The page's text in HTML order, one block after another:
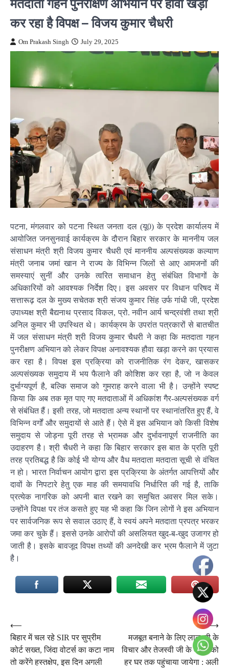
कर रहा है विपक्ष – विजय कुमार चैधरी
Om Prakash Singh July 29, 2025
पटना, मंगलवार को पटना स्थित जनता दल (यू0) के प्रदेश कार्यालय में
आयोजित जनसुनवाई कार्यक्रम के दौरान बिहार सरकार के माननीय जल
संसाधन मंत्री श्री विजय कुमार चैधरी एवं माननीय अल्पसंख्यक कल्याण
मंत्री जनाब जमां खान ने राज्य के विभिन्न जिलों से आए आमजनों की
समस्याएं सुनीं और उनके त्वरित समाधान हेतु संबंधित विभागों के
अधिकारियों को आवश्यक निर्देश दिए। इस अवसर पर विधान परिषद में
सत्तारूढ़ दल के मुख्य सचेतक श्री संजय कुमार सिंह उर्फ गांधी जी, प्रदेश
उपाध्यक्ष श्री बैद्यनाथ प्रसाद विकल, प्रो. नवीन आर्य चन्द्रवंशी तथा श्री
अनिल कुमार भी उपस्थित थे। कार्यक्रम के उपरांत पत्रकारों से बातचीत
में जल संसाधन मंत्री श्री विजय कुमार चैधरी ने कहा कि मतदाता गहन
पुनरीक्षण अभियान को लेकर विपक्ष अनावश्यक हौवा खड़ा करने का प्रयास
कर रहा है। विपक्ष इस प्रक्रिया को राजनीतिक रंग देकर, खासकर
अल्पसंख्यक समुदाय में भय फैलाने की कोशिश कर रहा है, जो न केवल
दुर्भाग्यपूर्ण है, बल्कि समाज को गुमराह करने वाला भी है। उन्होंने स्पष्ट
किया कि अब तक मृत पाए गए मतदाताओं में अधिकांश गैर-अल्पसंख्यक वर्ग
से संबंधित हैं। इसी तरह, जो मतदाता अन्य स्थानों पर स्थानांतरित हुए हैं, वे
विभिन्न वर्गों और समुदायों से आते हैं। ऐसे में इस अभियान को किसी विशेष
समुदाय से जोड़ना पूरी तरह से भ्रामक और दुर्भावनापूर्ण राजनीति का
उदाहरण है। श्री चैधरी ने कहा कि बिहार सरकार इस बात के प्रति पूरी
तरह प्रतिबद्ध है कि कोई भी योग्य और वैध मतदाता मतदाता सूची से वंचित
न हो। भारत निर्वाचन आयोग द्वारा इस प्रक्रिया के अंतर्गत आपत्तियों और
दावों के निपटारे हेतु एक माह की समयावधि निर्धारित की गई है, ताकि
प्रत्येक नागरिक को अपनी बात रखने का समुचित अवसर मिल सके।
उन्होंने विपक्ष पर तंज कसते हुए यह भी कहा कि जिन लोगों ने इस अभियान
पर सार्वजनिक रूप से सवाल उठाए हैं, वे स्वयं अपने मतदाता प्रपत्र भरकर
जमा कर चुके हैं। इससे उनके आरोपों की असलियत खुद-ब-खुद उजागर हो
जाती है। इसके बावजूद विपक्ष तथ्यों की अनदेखी कर भ्रम फैलाने में जुटा
है।
Post
navigation
⟵
बिहार में चल रहे SIR पर सुप्रीम
कोर्ट सख्त, जिंदा वोटर्स का कटा नाम
तो करेंगे हस्तक्षेप, इस दिन अगली
मजबूत बनाने के लिए लालू जी के
विचार और तेजस्वी जी के कार्यों को
हर घर तक पहुंचाया जायेगा : अली
⟶